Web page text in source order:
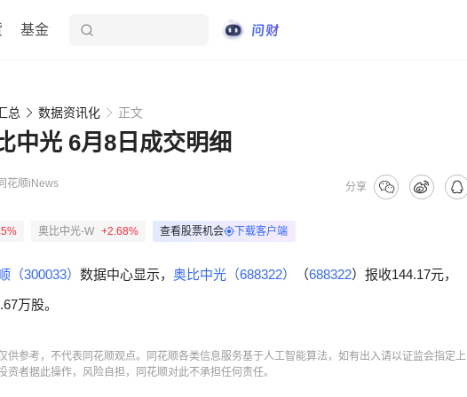
基金
总 数据资讯化 正文
中光 6月8日成交明细
同花顺iNews 分享
奥比中光-W +2.68% 查看股票机会 下载客户端
（300033） 数据中心显示， 奥比中光（688322） （688322）报收144.17元，
万股。
供参考，不代表同花顺观点。同花顺各类信息服务基于人工智能算法，如有出入请以证监会指定上
资者据此操作，风险自担，同花顺对此不承担任何责任。